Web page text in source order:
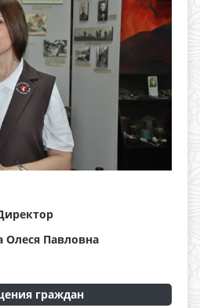
Олеся Павловна
граждан